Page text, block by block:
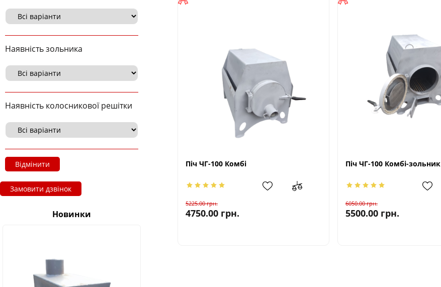
Наявність зольника
Наявність колосникової решітки
Відмінити
Замовити дзвінок
Новинки
Піч ЧГ-100 Комбі
5225.00грн.
4750.00 грн.
Піч ЧГ-100 Комбі-зольник
6050.00грн.
5500.00 грн.